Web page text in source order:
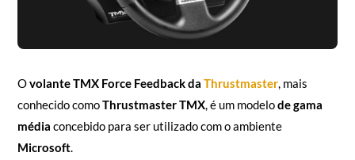
Ovolante TMX Force Feedback da Thrustmaster, mais
conhecido comoThrustmaster TMX, é um modelode gama
média concebido para ser utilizado com o ambiente
Microsoft.